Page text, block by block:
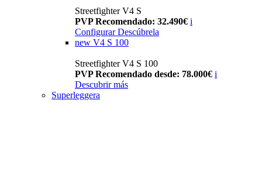
Streetfighter V4 S
PVP Recomendado: 32.490€ i
Configurar Descúbrela
new V4 S 100
Streetfighter V4 S 100
PVP Recomendado desde: 78.000€ i
Descubrir más
Superleggera